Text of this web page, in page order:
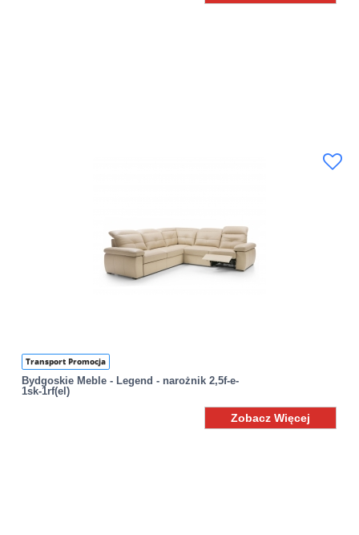
Transport Promocja
Bydgoskie Meble - Legend - narożnik 2,5f-e-
1sk-1rf(el)
Zobacz Więcej